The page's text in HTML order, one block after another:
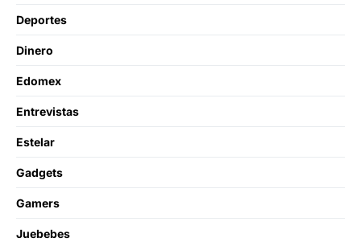
Deportes
Dinero
Edomex
Entrevistas
Estelar
Gadgets
Gamers
Juebebes